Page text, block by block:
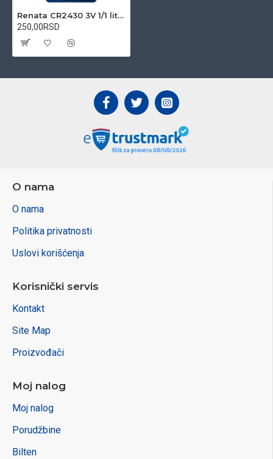
Renata CR2430 3V 1/1 litijumska baterija
250,00RSD
O nama
O nama
Politika privatnosti
Uslovi korišćenja
Korisnički servis
Kontakt
Site Map
Proizvođači
Moj nalog
Moj nalog
Porudžbine
Bilten